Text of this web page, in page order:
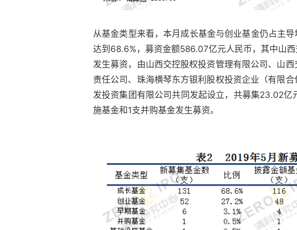
从基金类型来看，本月成长基金与创业基金仍占主
达到68.6%，募资金额586.07亿元人民币，其中山
发生募资，由山西交控股权投资管理有限公司、山
责任公司、珠海横琴东方银利股权投资企业（有限
发投资集团有限公司共同发起设立，共募集23.02
施基金和1支并购基金发生募资。